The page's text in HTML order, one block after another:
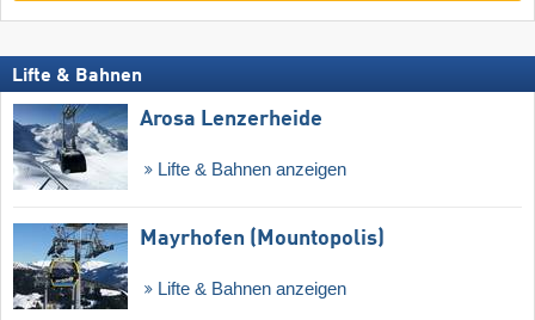
Lifte & Bahnen
Arosa Lenzerheide
Lifte & Bahnen anzeigen
Mayrhofen (Mountopolis)
Lifte & Bahnen anzeigen